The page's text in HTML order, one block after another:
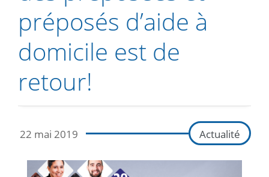
préposés d’aide à
domicile est de
retour!
Actualité
22 mai 2019